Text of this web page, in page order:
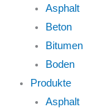
Asphalt
Beton
Bitumen
Boden
Produkte
Asphalt